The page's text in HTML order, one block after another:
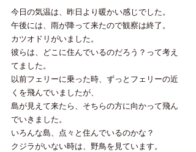
今日の気温は、昨日より暖かい感じでした。
午後には、雨が降って来たので観察は終了。
カツオドリがいました。
彼らは、どこに住んでいるのだろう？って考え
てました。
以前フェリーに乗った時、ずっとフェリーの近
くを飛んでいましたが、
島が見えて来たら、そちらの方に向かって飛ん
でいきました。
いろんな島、点々と住んでいるのかな？
クジラがいない時は、野鳥を見ています。